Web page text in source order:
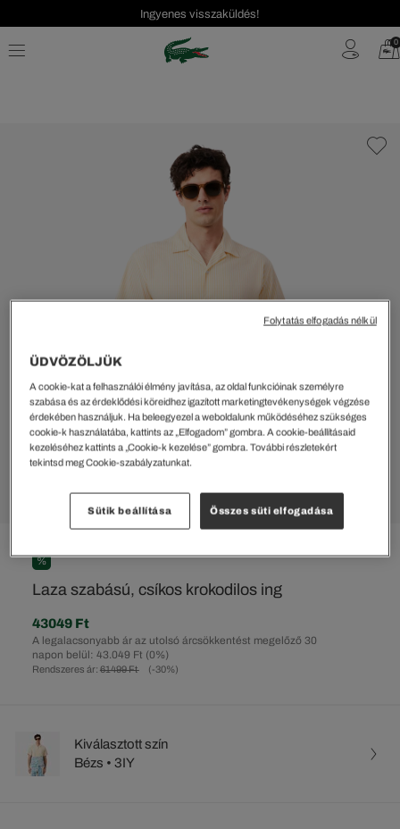
Ingyenes visszaküldés!
0
%
Laza szabású, csíkos krokodilos ing
Rendszeres ár: 61499 Ft (-30%)
A legalacsonyabb ár az utolsó árcsökkentést megelőző 30
napon belül: 43.049 Ft (0%)
43049 Ft
Kiválasztott szín
Bézs • 3IY
ÜDVÖZÖLJÜK
A cookie-kat a felhasználói élmény javítása, az oldal funkcióinak személyre
szabása és az érdeklődési köreidhez igazított marketingtevékenységek végzése
érdekében használjuk. Ha beleegyezel a weboldalunk működéséhez szükséges
cookie-k használatába, kattints az „Elfogadom” gombra. A cookie-beállításaid
kezeléséhez kattints a „Cookie-k kezelése” gombra. További részletekért
tekintsd meg Cookie-szabályzatunkat.
Sütik beállítása Összes süti elfogadása
Folytatás elfogadás nélkül